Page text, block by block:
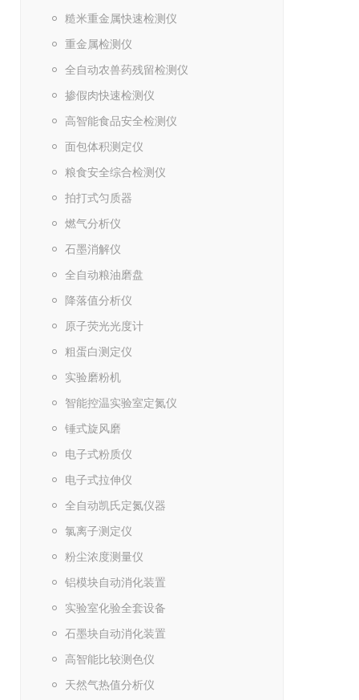
糙米重金属快速检测仪
重金属检测仪
全自动农兽药残留检测仪
掺假肉快速检测仪
高智能食品安全检测仪
面包体积测定仪
粮食安全综合检测仪
拍打式匀质器
燃气分析仪
石墨消解仪
全自动粮油磨盘
降落值分析仪
原子荧光光度计
粗蛋白测定仪
实验磨粉机
智能控温实验室定氮仪
锤式旋风磨
电子式粉质仪
电子式拉伸仪
全自动凯氏定氮仪器
氯离子测定仪
粉尘浓度测量仪
铝模块自动消化装置
实验室化验全套设备
石墨块自动消化装置
高智能比较测色仪
天然气热值分析仪